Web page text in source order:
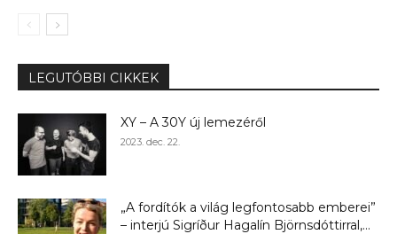
LEGUTÓBBI CIKKEK
XY – A 30Y új lemezéről
2023. dec. 22.
„A fordítók a világ legfontosabb emberei”
– interjú Sigríður Hagalín Björnsdóttirral,...